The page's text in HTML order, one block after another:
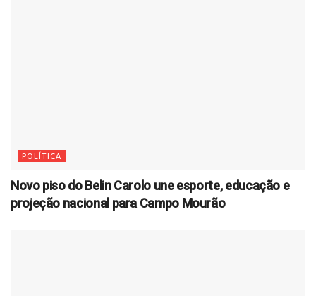
POLÍTICA
Novo piso do Belin Carolo une esporte, educação e
projeção nacional para Campo Mourão